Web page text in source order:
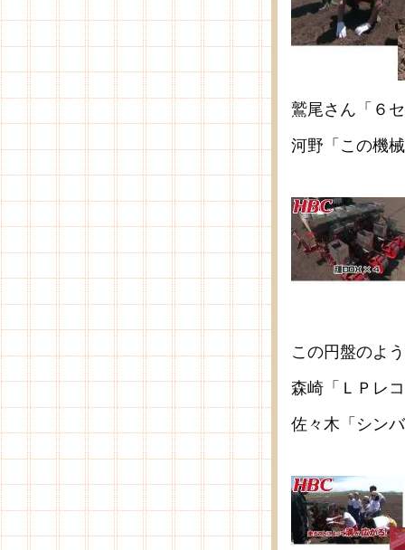
鷲尾さん「６
河野「この機
この円盤のよ
森崎「ＬＰレ
佐々木「シン